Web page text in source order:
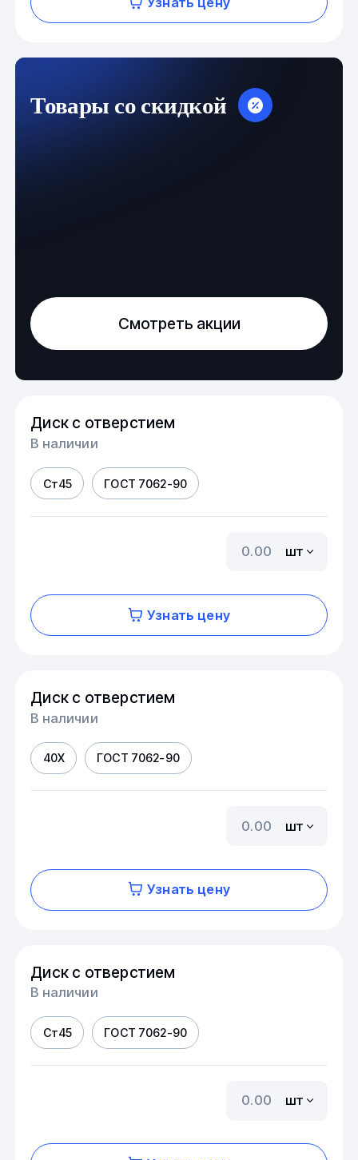
Товары со скидкой
Смотреть акции
Диск с отверстием
В наличии
Ст45 ГОСТ 7062-90
шт
Узнать цену
Диск с отверстием
В наличии
40Х ГОСТ 7062-90
шт
Узнать цену
Диск с отверстием
В наличии
Ст45 ГОСТ 7062-90
шт